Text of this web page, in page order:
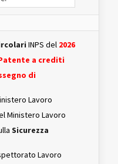
INPS del 2026
a crediti
di
Lavoro
Ministero Lavoro
Sicurezza
Lavoro